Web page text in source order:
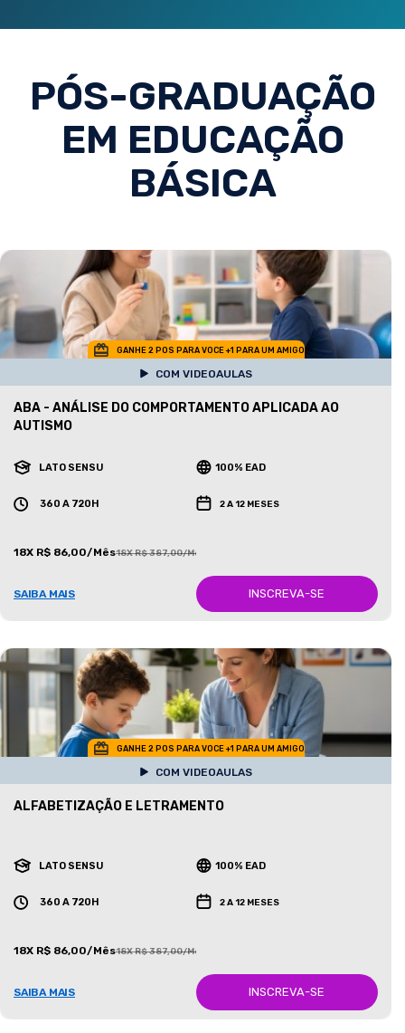
PÓS-GRADUAÇÃO
EM EDUCAÇÃO
BÁSICA
GANHE 2 POS PARA VOCE +1 PARA UM AMIGO
COM VIDEOAULAS
ABA - ANÁLISE DO COMPORTAMENTO APLICADA AO
AUTISMO
LATO SENSU 100% EAD
360 A 720H 2 A 12 MESES
18X R$ 86,00/Mês18X R$ 387,00/Mês
SAIBA MAIS INSCREVA-SE
GANHE 2 POS PARA VOCE +1 PARA UM AMIGO
COM VIDEOAULAS
ALFABETIZAÇÃO E LETRAMENTO
LATO SENSU 100% EAD
360 A 720H 2 A 12 MESES
18X R$ 86,00/Mês18X R$ 387,00/Mês
SAIBA MAIS INSCREVA-SE